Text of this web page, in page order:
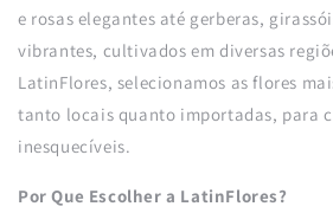
e rosas elegantes até gerberas,
vibrantes, cultivados em diversas
LatinFlores, selecionamos as flores
tanto locais quanto importadas, para
inesquecíveis.
Por Que Escolher a LatinFlores?